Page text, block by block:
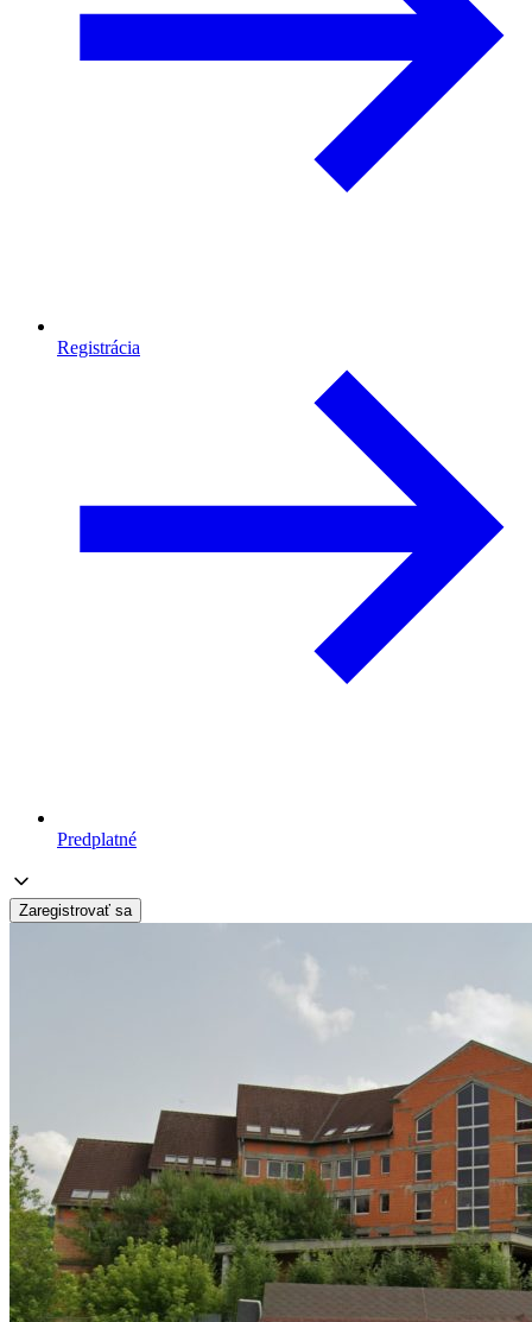
Registrácia
Predplatné
Zaregistrovať sa